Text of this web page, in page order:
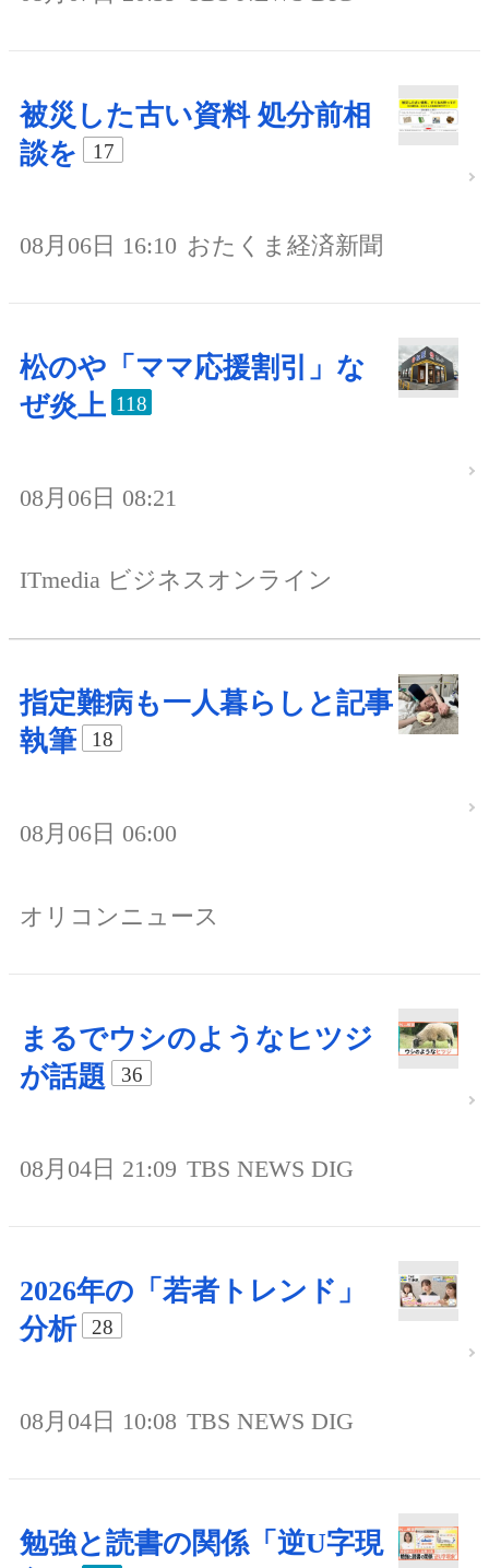
被災した古い資料 処分前相
談を
17
08月06日 16:10 おたくま経済新聞
松のや「ママ応援割引」な
ぜ炎上 118
08月06日 08:21
ITmedia ビジネスオンライン
指定難病も一人暮らしと記事
執筆
18
08月06日 06:00
オリコンニュース
まるでウシのようなヒツジ
が話題
36
08月04日 21:09 TBS NEWS DIG
2026年の「若者トレンド」
分析
28
08月04日 10:08 TBS NEWS DIG
勉強と読書の関係「逆U字現